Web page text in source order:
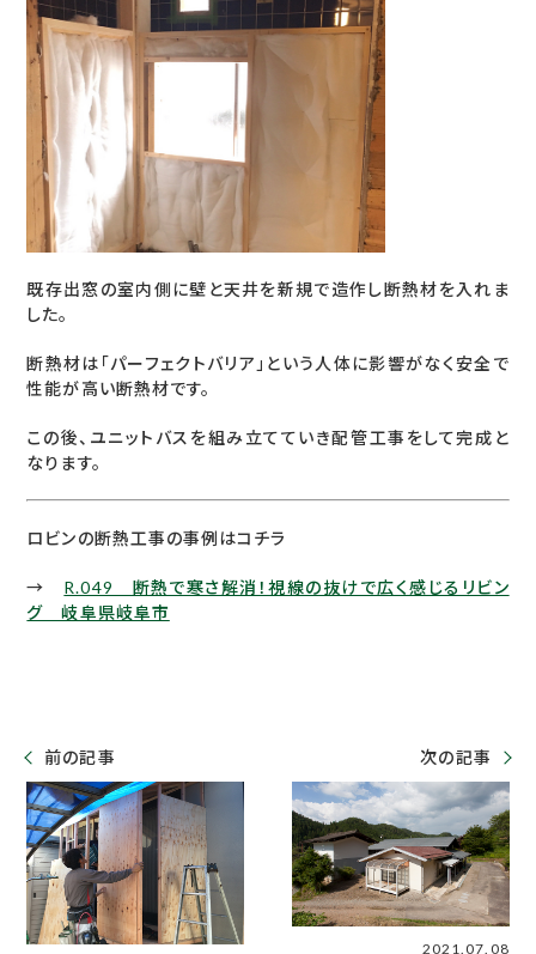
既存出窓の室内側に壁と天井を新規で造作し断熱材を入れま
した。
断熱材は「パーフェクトバリア」という人体に影響がなく安全で
性能が高い断熱材です。
この後、ユニットバスを組み立てていき配管工事をして完成と
なります。
ロビンの断熱工事の事例はコチラ
→ R.049 断熱で寒さ解消！視線の抜けで広く感じるリビン
グ 岐阜県岐阜市
前の記事 次の記事
2021.07.08